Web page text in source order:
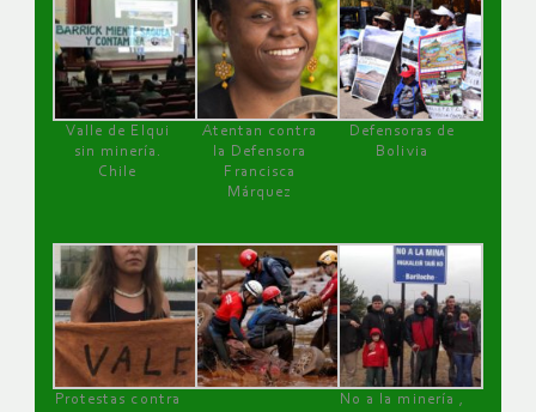
Valle de Elqui
sin minería.
Chile
Atentan contra
la Defensora
Francisca
Márquez
Defensoras de
Bolivia
Protestas contra
No a la minería ,